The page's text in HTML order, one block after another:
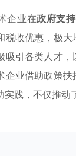
企业在政府支持
税收优惠，极
吸引各类人才
企业借助政策
实践，不仅推